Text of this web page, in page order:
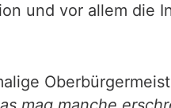
und vor allem die